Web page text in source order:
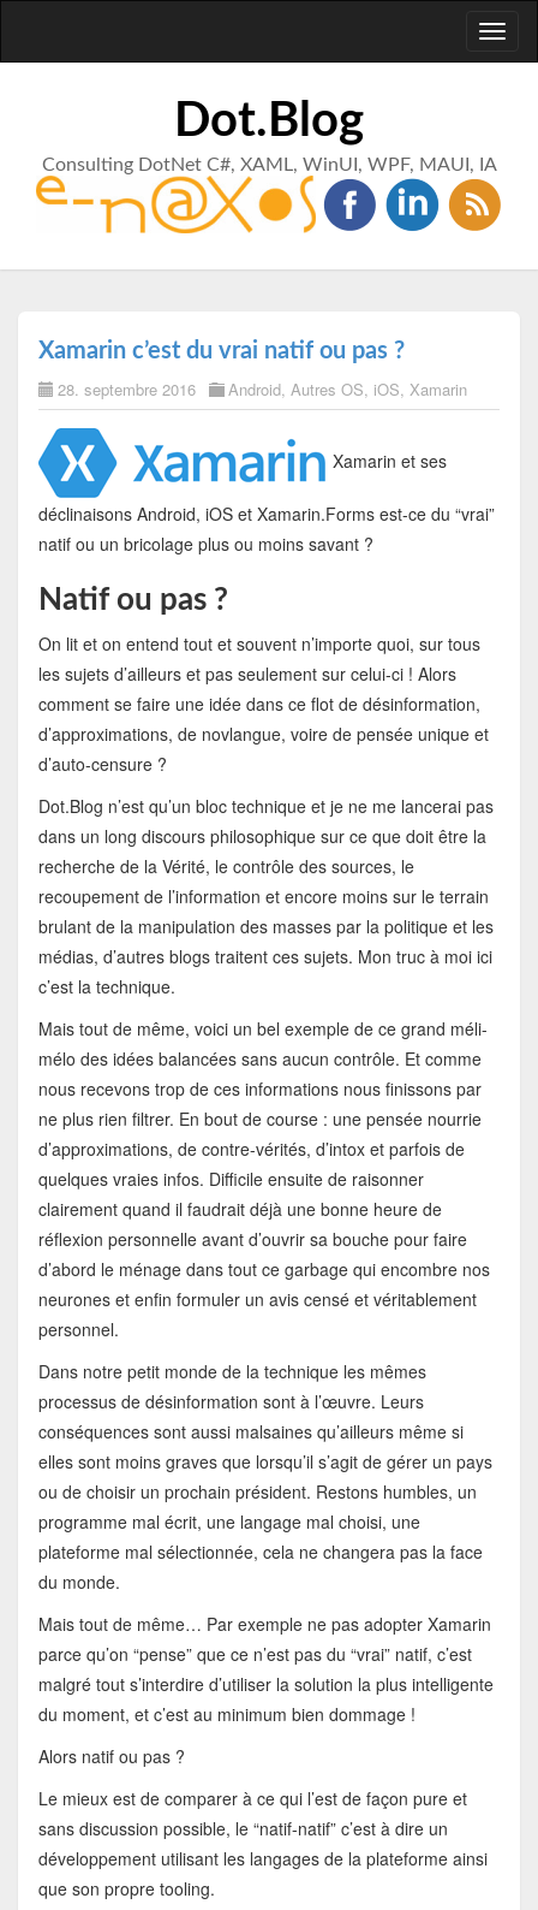
Dot.Blog
Consulting DotNet C#, XAML, WinUI, WPF, MAUI, IA
Xamarin c’est du vrai natif ou pas ?
28. septembre 2016 Android, Autres OS, iOS, Xamarin
Xamarin et ses
déclinaisons Android, iOS et Xamarin.Forms est-ce du “vrai”
natif ou un bricolage plus ou moins savant ?
Natif ou pas ?
On lit et on entend tout et souvent n’importe quoi, sur tous
les sujets d’ailleurs et pas seulement sur celui-ci ! Alors
comment se faire une idée dans ce flot de désinformation,
d’approximations, de novlangue, voire de pensée unique et
d’auto-censure ?
Dot.Blog n’est qu’un bloc technique et je ne me lancerai pas
dans un long discours philosophique sur ce que doit être la
recherche de la Vérité, le contrôle des sources, le
recoupement de l’information et encore moins sur le terrain
brulant de la manipulation des masses par la politique et les
médias, d’autres blogs traitent ces sujets. Mon truc à moi ici
c’est la technique.
Mais tout de même, voici un bel exemple de ce grand méli-
mélo des idées balancées sans aucun contrôle. Et comme
nous recevons trop de ces informations nous finissons par
ne plus rien filtrer. En bout de course : une pensée nourrie
d’approximations, de contre-vérités, d’intox et parfois de
quelques vraies infos. Difficile ensuite de raisonner
clairement quand il faudrait déjà une bonne heure de
réflexion personnelle avant d’ouvrir sa bouche pour faire
d’abord le ménage dans tout ce garbage qui encombre nos
neurones et enfin formuler un avis censé et véritablement
personnel.
Dans notre petit monde de la technique les mêmes
processus de désinformation sont à l’œuvre. Leurs
conséquences sont aussi malsaines qu’ailleurs même si
elles sont moins graves que lorsqu’il s’agit de gérer un pays
ou de choisir un prochain président. Restons humbles, un
programme mal écrit, une langage mal choisi, une
plateforme mal sélectionnée, cela ne changera pas la face
du monde.
Mais tout de même… Par exemple ne pas adopter Xamarin
parce qu’on “pense” que ce n’est pas du “vrai” natif, c’est
malgré tout s’interdire d’utiliser la solution la plus intelligente
du moment, et c’est au minimum bien dommage !
Alors natif ou pas ?
Le mieux est de comparer à ce qui l’est de façon pure et
sans discussion possible, le “natif-natif” c’est à dire un
développement utilisant les langages de la plateforme ainsi
que son propre tooling.